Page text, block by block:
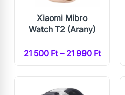
Xiaomi Mibro
Watch T2 (Arany)
21 500 Ft – 21 990 Ft